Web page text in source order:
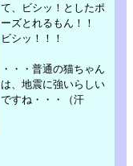
て、ビシッ！としたポ
ーズとれるもん！！
ビシッ！！！
・・・普通の猫ちゃん
は、地震に強いらしい
ですね・・・（汗